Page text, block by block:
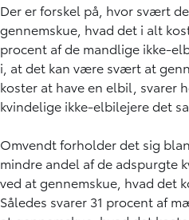
Der er forskel på, hvor svært
gennemskue, hvad det i alt
procent af de mandlige ikke-
i, at det kan være svært at
koster at have en elbil, svarer
kvindelige ikke-elbilejere det
Omvendt forholder det sig
mindre andel af de adspurgte
ved at gennemskue, hvad det
Således svarer 31 procent af